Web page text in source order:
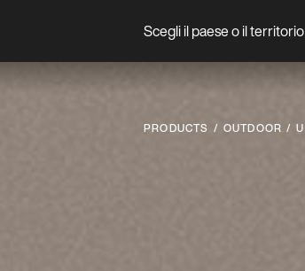
Scegli il paese o il
PRODUCTS OUTDOOR